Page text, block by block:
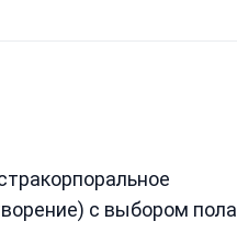
с выбором пола